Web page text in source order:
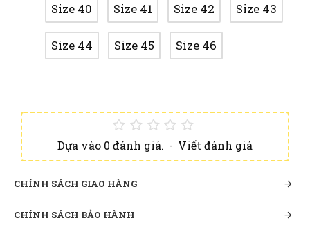
Dựa vào 0 đánh giá. - Viết đánh giá
Size 40 Size 41 Size 42 Size 43
Size 44 Size 45 Size 46
CHÍNH SÁCH GIAO HÀNG
CHÍNH SÁCH BẢO HÀNH